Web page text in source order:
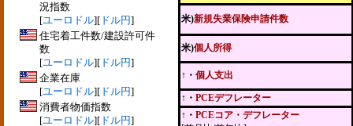
況指数
[ユーロドル][ ドル円]
住宅着工件数/建設許可件
数
[ユーロドル][ ドル円]
企業在庫
[ユーロドル][ ドル円]
消費者物価指数
[ユーロドル][ ドル円]
米)新規失業保険申請件数
米)個人所得
↑・ 個人支出
↑・ PCEデフレーター
↑・ PCEコア・デフレーター